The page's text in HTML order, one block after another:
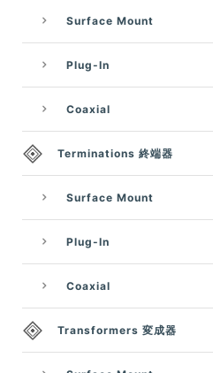
Surface Mount
Plug-In
Coaxial
Terminations 終端器
Surface Mount
Plug-In
Coaxial
Transformers 変成器